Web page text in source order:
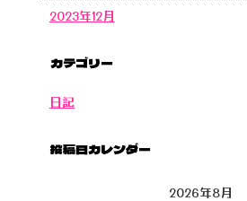
2023年12月
カテゴリー
日記
投稿日カレンダー
2026年8月